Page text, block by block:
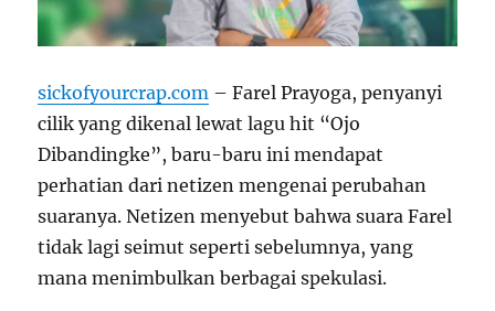
sickofyourcrap.com – Farel Prayoga, penyanyi
cilik yang dikenal lewat lagu hit “Ojo
Dibandingke”, baru-baru ini mendapat
perhatian dari netizen mengenai perubahan
suaranya. Netizen menyebut bahwa suara Farel
tidak lagi seimut seperti sebelumnya, yang
mana menimbulkan berbagai spekulasi.